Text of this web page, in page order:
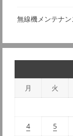
無線機メンテナ
月 火
4 5